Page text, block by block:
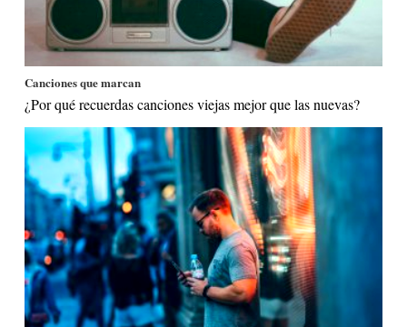
Canciones que marcan
¿Por qué recuerdas canciones viejas mejor que las nuevas?